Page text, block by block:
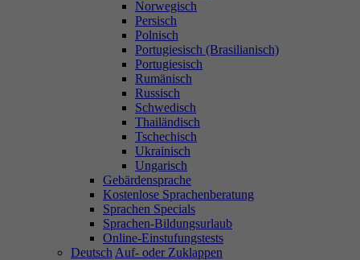
Norwegisch
Persisch
Polnisch
Portugiesisch (Brasilianisch)
Portugiesisch
Rumänisch
Russisch
Schwedisch
Thailändisch
Tschechisch
Ukrainisch
Ungarisch
Gebärdensprache
Kostenlose Sprachenberatung
Sprachen Specials
Sprachen-Bildungsurlaub
Online-Einstufungstests
Deutsch Auf- oder Zuklappen